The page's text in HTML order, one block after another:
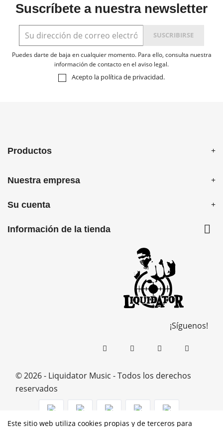
Suscríbete a nuestra newsletter
Puedes darte de baja en cualquier momento. Para ello, consulta nuestra
información de contacto en el aviso legal.
Acepto la política de privacidad.
Productos
Nuestra empresa
Su cuenta
Información de la tienda 
¡Síguenos!
Este sitio web utiliza cookies propias y de terceros para
© 2026 - Liquidator Music - Todos los derechos
reservados